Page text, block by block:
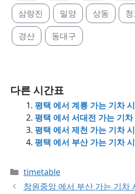
삼랑진 밀양 상동
경산 동대구
다른 시간표
평택 에서 계룡 가는 기차
평택 에서 서대전 가는 기
평택 에서 제천 가는 기차
평택 에서 부산 가는 기차
Categories
timetable
창원중앙 에서 부산 가는 기차